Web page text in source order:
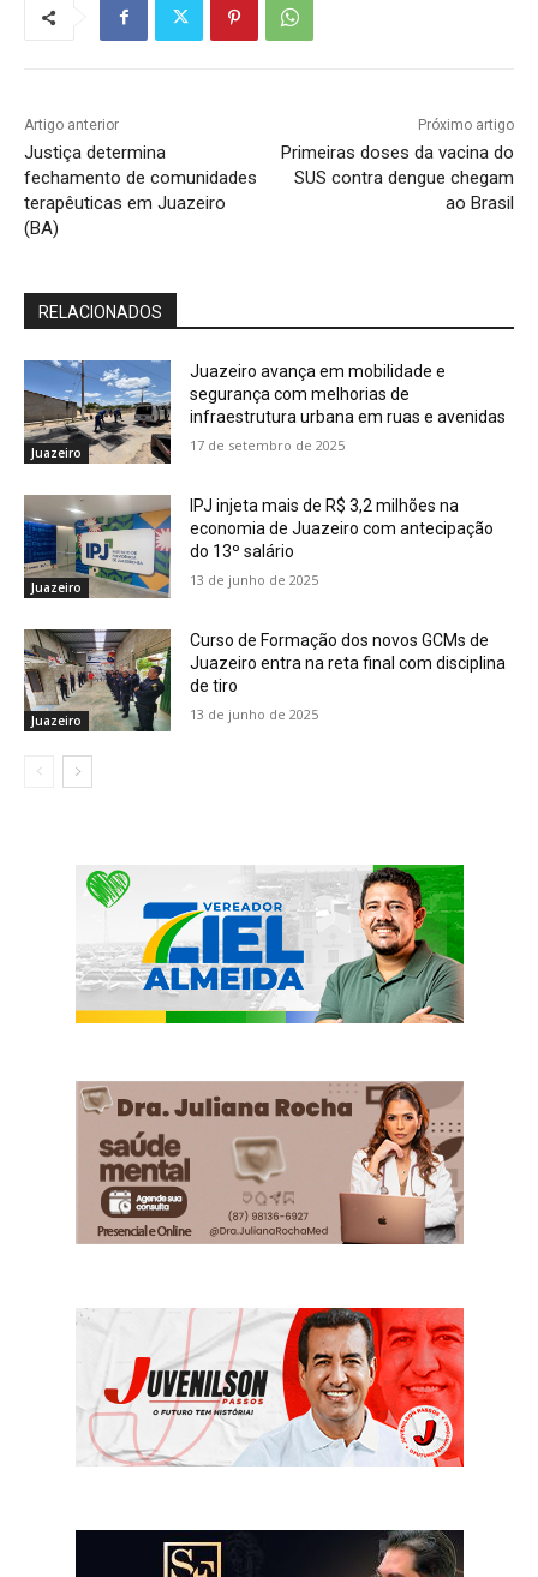
Artigo anterior
Justiça determina
fechamento de comunidades
terapêuticas em Juazeiro
(BA)
Próximo artigo
Primeiras doses da vacina do
SUS contra dengue chegam
ao Brasil
RELACIONADOS
Juazeiro
Juazeiro avança em mobilidade e
segurança com melhorias de
infraestrutura urbana em ruas e avenidas
17 de setembro de 2025
Juazeiro
IPJ injeta mais de R$ 3,2 milhões na
economia de Juazeiro com antecipação
do 13º salário
13 de junho de 2025
Juazeiro
Curso de Formação dos novos GCMs de
Juazeiro entra na reta final com disciplina
de tiro
13 de junho de 2025